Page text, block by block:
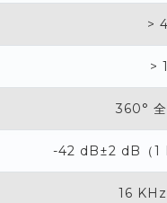
>
>
360°
-42 dB±2 dB（1
16